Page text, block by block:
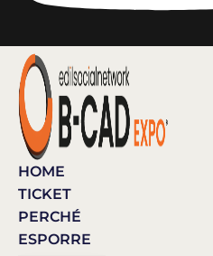
HOME
TICKET
PERCHÉ
ESPORRE